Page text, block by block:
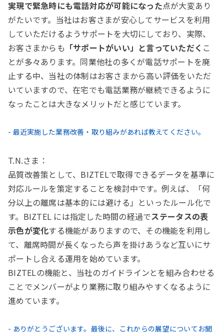
実現で緊急時にも電話対応が可能になった点が大変あり
がたいです。当社はお客さまが安心してサービスを利用
していただけるようサポートを大切にしており、実際、
お客さまからも 「サポートがいい」と言っていただく こ
とが多々あります。同業他社の多くが電話サポートを廃
止する中、当社の体制はお客さまから高い評価をいただ
いていますので、在宅でも電話業務が継続できるように
なったことは大きなメリットだと感じています。
- 最近実施した業務改善・取り組みがあれば教えてください。
T.N.さま：
品質改善策として、BIZTELで取得できるデータを基準に
対応ルールを策定することを検討中です。例えば、「何
分以上の離席は基本的には避ける」といったルール化で
す。BIZTEL には指定した時間の経過でステータスの表
示色が変化する機能がありますので、その機能を利用し
て、離席時間が長くなったら声を掛けあうなど互いにサ
ポートし合える運用を始めています。
BIZTELの機能と、当社のガイドラインとを組み合わせる
ことでメンバーがより業務に取り組みやすくなるように
進めています。
- ありがとうございます。最後に、これからの展望についてお聞